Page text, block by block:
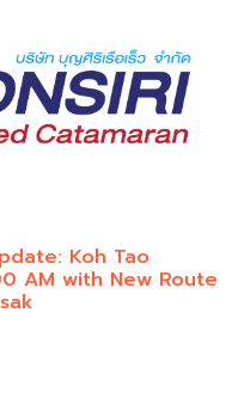
Koh Tao
AM with New Route